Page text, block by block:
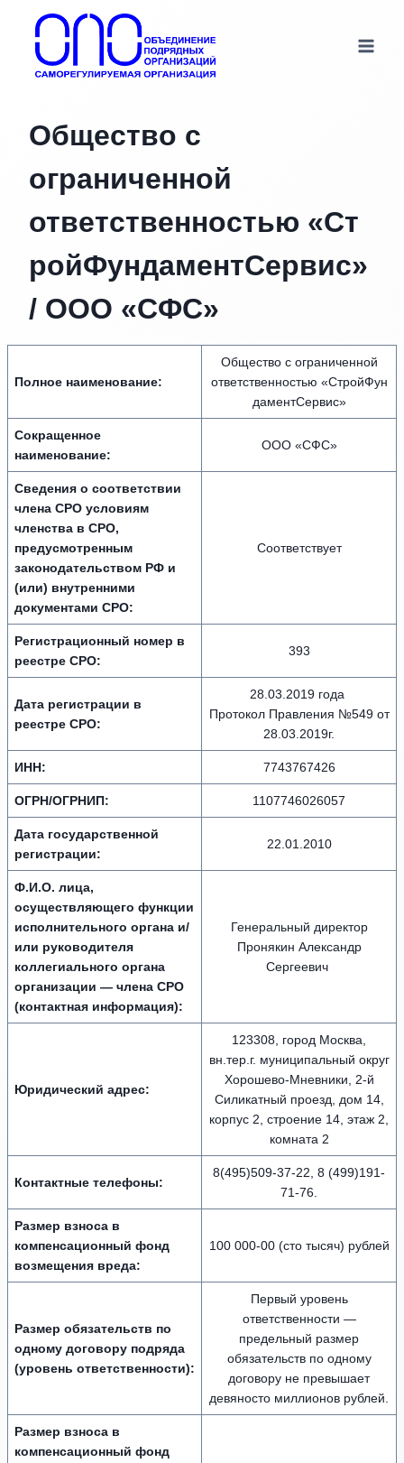
содержимому
Общество с
ограниченной
ответственностью «Ст
ройФундаментСервис»
/ ООО «СФС»
Полное наименование:
Общество с ограниченной
ответственностью «СтройФун
даментСервис»
Сокращенное
наименование:
ООО «СФС»
Сведения о соответствии
члена СРО условиям
членства в СРО,
предусмотренным
законодательством РФ и
(или) внутренними
документами СРО:
Соответствует
Регистрационный номер в
реестре СРО:
393
Дата регистрации в
реестре СРО:
28.03.2019 года
Протокол Правления №549 от
28.03.2019г.
ИНН: 7743767426
ОГРН/ОГРНИП: 1107746026057
Дата государственной
регистрации:
22.01.2010
Ф.И.О. лица,
осуществляющего функции
исполнительного органа и/
или руководителя
коллегиального органа
организации — члена СРО
(контактная информация):
Генеральный директор
Пронякин Александр
Сергеевич
Юридический адрес:
123308, город Москва,
вн.тер.г. муниципальный округ
Хорошево-Мневники, 2-й
Силикатный проезд, дом 14,
корпус 2, строение 14, этаж 2,
комната 2
Контактные телефоны:
8(495)509-37-22, 8 (499)191-
71-76.
Размер взноса в
компенсационный фонд
возмещения вреда:
100 000-00 (сто тысяч) рублей
Размер обязательств по
одному договору подряда
(уровень ответственности):
Первый уровень
ответственности —
предельный размер
обязательств по одному
договору не превышает
девяносто миллионов рублей.
Размер взноса в
компенсационный фонд